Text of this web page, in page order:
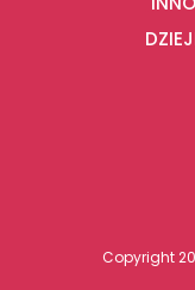
Copyright